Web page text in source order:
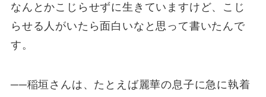
なんとかこじらせずに生きていますけど、こじ
らせる人がいたら面白いなと思って書いたんで
す。
──稲垣さんは、たとえば麗華の息子に急に執着